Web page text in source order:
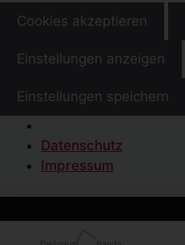
Cookies akzeptieren
Einstellungen anzeigen
Einstellungen speichern
Datenschutz
Impressum